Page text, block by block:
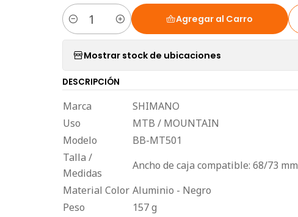
Cantidad
Agregar al Carro
Mostrar stock de ubicaciones
DESCRIPCIÓN
Marca
SHIMANO
Uso
MTB / MOUNTAIN
Modelo
BB-MT501
Talla /
Medidas
Ancho de caja compatible: 68/73 mm
Material Color Aluminio - Negro
Peso
157 g